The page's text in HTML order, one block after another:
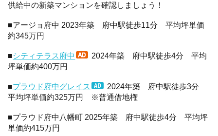
供給中の新築マンションを確認しましょう！
■アージョ府中 2023年築 府中駅徒歩11分 平均坪単価
約345万円
■シティテラス府中
2024年築 府中駅徒歩4分 平均
坪単価約400万円
■プラウド府中グレイス
2024年築 府中駅徒歩3分
平均坪単価約325万円 ※普通借地権
■プラウド府中八幡町 2025年築 府中駅徒歩4分 平均坪
単価約415万円